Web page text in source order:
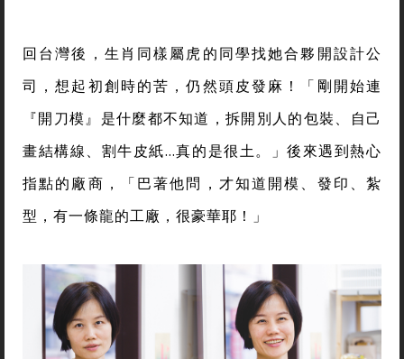
回台灣後，生肖同樣屬虎的同學找她合夥開設計公
司，想起初創時的苦，仍然頭皮發麻！「剛開始連
『開刀模』是什麼都不知道，拆開別人的包裝、自己
畫結構線、割牛皮紙…真的是很土。」後來遇到熱心
指點的廠商，「巴著他問，才知道開模、發印、紮
型，有一條龍的工廠，很豪華耶！」